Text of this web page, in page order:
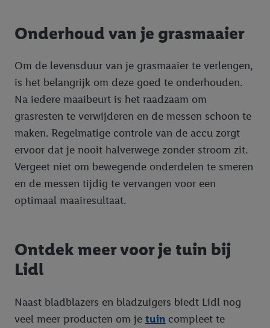
Onderhoud van je grasmaaier
Om de levensduur van je grasmaaier te verlengen,
is het belangrijk om deze goed te onderhouden.
Na iedere maaibeurt is het raadzaam om
grasresten te verwijderen en de messen schoon te
maken. Regelmatige controle van de accu zorgt
ervoor dat je nooit halverwege zonder stroom zit.
Vergeet niet om bewegende onderdelen te smeren
en de messen tijdig te vervangen voor een
optimaal maairesultaat.
Ontdek meer voor je tuin bij
Lidl
Naast bladblazers en bladzuigers biedt Lidl nog
veel meer producten om je tuin compleet te